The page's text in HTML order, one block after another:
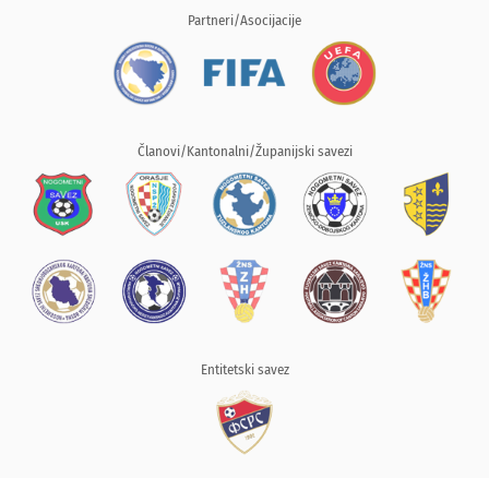
Partneri/Asocijacije
Članovi/Kantonalni/Županijski savezi
Entitetski savez